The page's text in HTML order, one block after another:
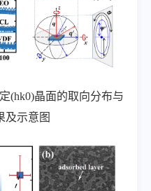
(hk0)晶面的取向分布与
及示意图